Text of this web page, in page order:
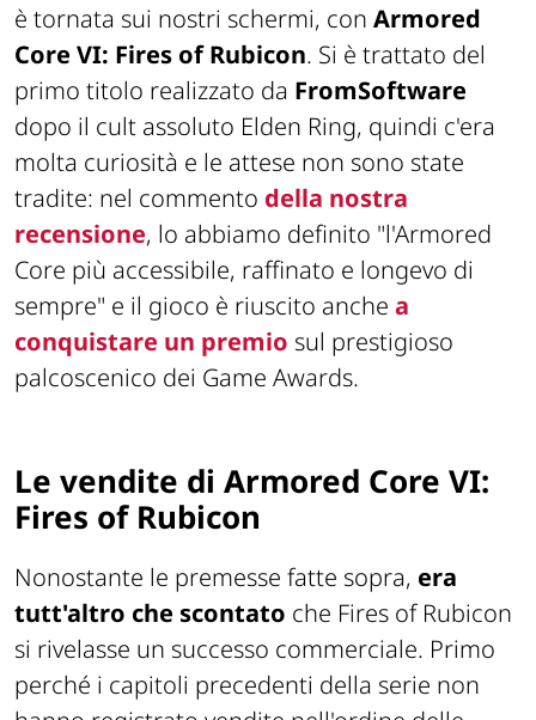
è tornata sui nostri schermi, con Armored
Core VI: Fires of Rubicon. Si è trattato del
primo titolo realizzato da FromSoftware
dopo il cult assoluto Elden Ring, quindi c'era
molta curiosità e le attese non sono state
tradite: nel commento della nostra
recensione, lo abbiamo definito "l'Armored
Core più accessibile, raffinato e longevo di
sempre" e il gioco è riuscito anche a
conquistare un premio sul prestigioso
palcoscenico dei Game Awards.
Le vendite di Armored Core VI:
Fires of Rubicon
Nonostante le premesse fatte sopra, era
tutt'altro che scontato che Fires of Rubicon
si rivelasse un successo commerciale. Primo
perché i capitoli precedenti della serie non